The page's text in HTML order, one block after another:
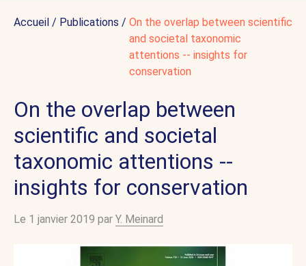
Accueil / Publications / On the overlap between scientific
and societal taxonomic
attentions -- insights for
conservation
On the overlap between
scientific and societal
taxonomic attentions --
insights for conservation
Le 1 janvier 2019 par Y. Meinard